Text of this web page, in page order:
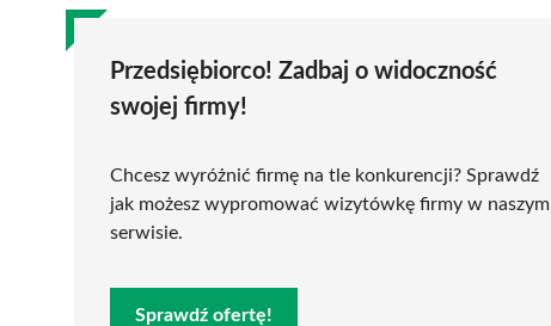
Przedsiębiorco! Zadbaj o widoczność
swojej firmy!
Chcesz wyróżnić firmę na tle konkurencji? Sprawdź
jak możesz wypromować wizytówkę firmy w naszym
serwisie.
Sprawdź ofertę!